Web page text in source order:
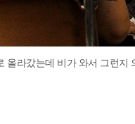
올라갔는데 비가 와서 그런